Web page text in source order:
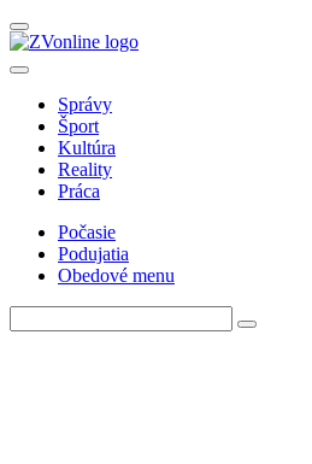
Správy
Šport
Kultúra
Reality
Práca
Počasie
Podujatia
Obedové menu